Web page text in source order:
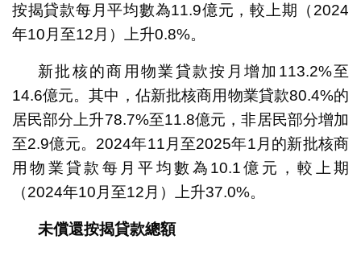
按揭貸款每月平均數為11.9億元，較上期（2024
年10月至12月）上升0.8%。
新批核的商用物業貸款按月增加113.2%至
14.6億元。其中，佔新批核商用物業貸款80.4%的
居民部分上升78.7%至11.8億元，非居民部分增加
至2.9億元。2024年11月至2025年1月的新批核商
用物業貸款每月平均數為10.1億元，較上期
（2024年10月至12月）上升37.0%。
未償還按揭貸款總額